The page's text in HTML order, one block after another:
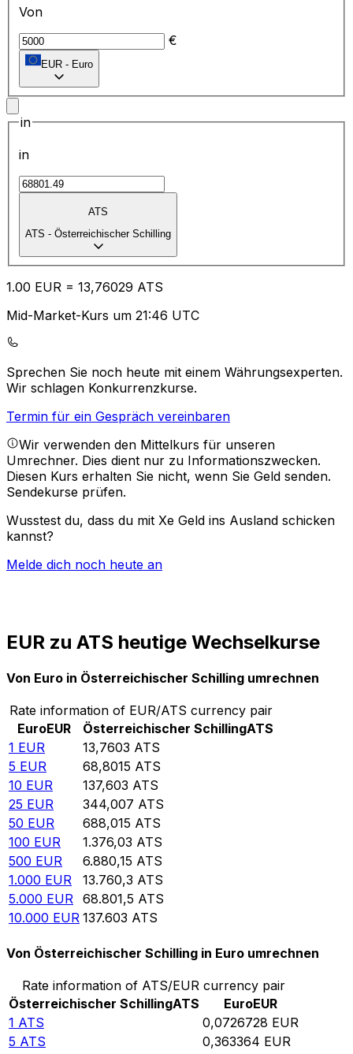
Von
€
EUR - Euro
in
in
ATS
ATS - Österreichischer Schilling
1.00 EUR = 13,76029 ATS
Mid-Market-Kurs um 21:46 UTC
Sprechen Sie noch heute mit einem Währungsexperten.
Wir schlagen Konkurrenzkurse.
Termin für ein Gespräch vereinbaren
Wir verwenden den Mittelkurs für unseren
Umrechner. Dies dient nur zu Informationszwecken.
Diesen Kurs erhalten Sie nicht, wenn Sie Geld senden.
Sendekurse prüfen.
Wusstest du, dass du mit Xe Geld ins Ausland schicken
kannst?
Melde dich noch heute an
EUR zu ATS heutige Wechselkurse
Von Euro in Österreichischer Schilling umrechnen
Rate information of EUR/ATS currency pair
EuroEUR Österreichischer SchillingATS
1 EUR 13,7603 ATS
5 EUR 68,8015 ATS
10 EUR 137,603 ATS
25 EUR 344,007 ATS
50 EUR 688,015 ATS
100 EUR 1.376,03 ATS
500 EUR 6.880,15 ATS
1.000 EUR 13.760,3 ATS
5.000 EUR 68.801,5 ATS
10.000 EUR 137.603 ATS
Von Österreichischer Schilling in Euro umrechnen
Rate information of ATS/EUR currency pair
Österreichischer SchillingATS EuroEUR
1 ATS 0,0726728 EUR
5 ATS 0,363364 EUR